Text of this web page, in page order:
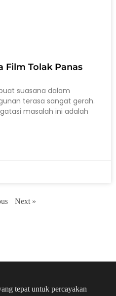
Film Tolak Panas
suasana dalam
terasa sangat gerah.
masalah ini adalah
Next »
tepat untuk percayakan